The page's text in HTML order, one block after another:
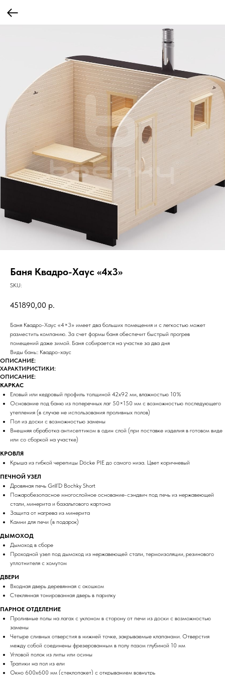
Баня Квадро-Хаус «4х3»
SKU:
451890,00 р.
Баня Квадро-Хаус «4×3» имеет два больших помещения и с легкостью может
разместить компанию. За счет формы баня обеспечит быстрый прогрев
помещений даже зимой. Баня собирается на участке за два дня
Виды бань:: Квадро-хаус
ОПИСАНИЕ:
ХАРАКТИРИСТИКИ:
ОПИСАНИЕ:
КАРКАС
Еловый или кедровый профиль толщиной 42х92 мм, влажностью 10%
Основание под баню из поперечных лаг 50×150 мм с возможностью последующего
утепления (в случае не использования проливных полов)
Пол из доски с возможностью замены
Внешняя обработка антисептиком в один слой (при поставке изделия в готовом виде
или со сборкой на участке)
КРОВЛЯ
Крыша из гибкой черепицы Döcke PIE до самого низа. Цвет коричневый
ПЕЧНОЙ УЗЕЛ
Дровяная печь Grill’D Bochky Short
Пожаробезопасное многослойное основание-сэндвич под печь из нержавеющей
стали, минерита и базальтового картона
Защита от нагрева из минерита
Камни для печи (в подарок)
ДЫМОХОД
Дымоход в сборе
Проходной узел под дымоход из нержавеющей стали, термоизоляции, резинового
уплотнителя с хомутом
ДВЕРИ
Входная дверь деревянная с окошком
Стеклянная тонированная дверь в парилку
ПАРНОЕ ОТДЕЛЕНИЕ
Проливные полы на лагах с уклоном в сторону от печи из доски с возможностью
замены
Четыре сливных отверстия в нижней точке, закрываемые клапанами. Отверстия
между собой соединены фрезерованным в полу пазом глубиной 10 мм
Угловой полок из липы или осины
Трапики на пол из ели
Окно 600х600 мм (стеклопакет) с открыванием вовнутрь